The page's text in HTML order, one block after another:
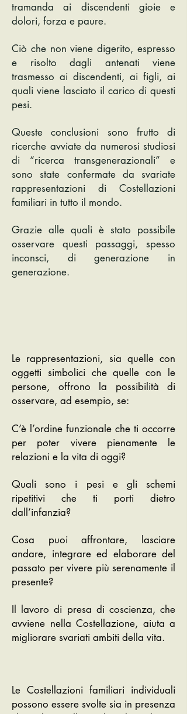
tramanda ai discendenti gioie e
dolori, forza e paure.
Ciò che non viene digerito, espresso
e risolto dagli antenati viene
trasmesso ai discendenti, ai figli, ai
quali viene lasciato il carico di questi
pesi.
Queste conclusioni sono frutto di
ricerche avviate da numerosi studiosi
di “ricerca transgenerazionali” e
sono state confermate da svariate
rappresentazioni di Costellazioni
familiari in tutto il mondo.
Grazie alle quali è stato possibile
osservare questi passaggi, spesso
inconsci, di generazione in
generazione.
Le rappresentazioni, sia quelle con
oggetti simbolici che quelle con le
persone, offrono la possibilità di
osservare, ad esempio, se:
C’è l’ordine funzionale che ti occorre
per poter vivere pienamente le
relazioni e la vita di oggi?
Quali sono i pesi e gli schemi
ripetitivi che ti porti dietro
dall’infanzia?
Cosa puoi affrontare, lasciare
andare, integrare ed elaborare del
passato per vivere più serenamente il
presente?
Il lavoro di presa di coscienza, che
avviene nella Costellazione, aiuta a
migliorare svariati ambiti della vita.
Le Costellazioni familiari individuali
possono essere svolte sia in presenza